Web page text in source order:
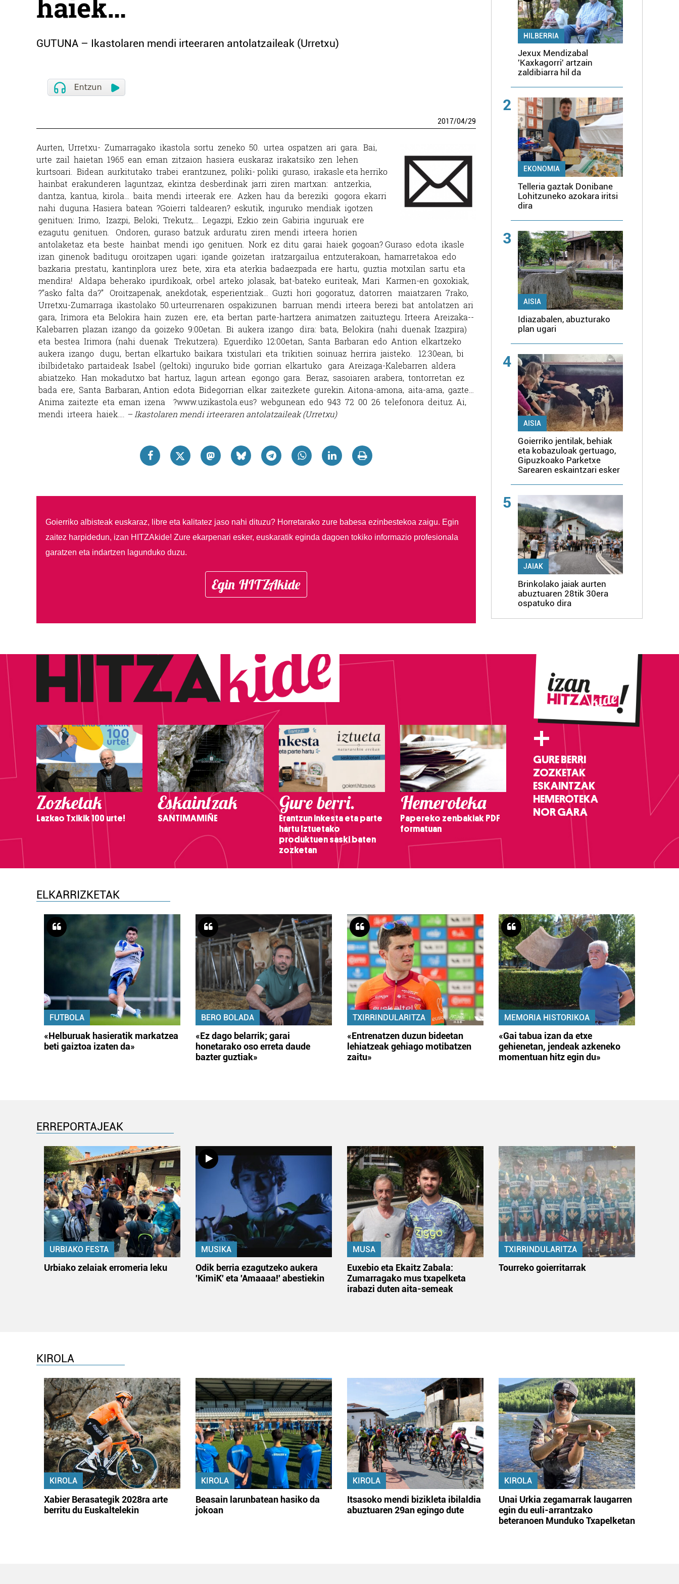
haiek…
GUTUNA – Ikastolaren mendi irteeraren antolatzaileak (Urretxu)
2017/04/29
Aurten, Urretxu-­ Zumarragako ikastola sortu zeneko 50. urtea ospatzen ari gara. Bai,
urte zail haietan 1965 ean eman zitzaion hasiera euskaraz irakatsiko zen lehen
kurtsoari. Bidean aurkitutako trabei erantzunez, poliki-­ poliki guraso, irakasle eta herriko
hainbat erakunderen laguntzaz, ekintza desberdinak jarri ziren martxan: antzerkia,
dantza, kantua, kirola… baita mendi irteerak ere. Azken hau da bereziki gogora ekarri
nahi duguna. Hasiera batean ?Goierri taldearen? eskutik, inguruko mendiak igotzen
genituen: Irimo, Izazpi, Beloki, Trekutz,… Legazpi, Ezkio zein Gabiria inguruak ere
ezagutu genituen. Ondoren, guraso batzuk arduratu ziren mendi irteera horien
antolaketaz eta beste hainbat mendi igo genituen. Nork ez ditu garai haiek gogoan?Guraso edota ikasle
izan ginenok baditugu oroitzapen ugari: igande goizetan iratzargailua entzuterakoan, hamarretakoa edo
bazkaria prestatu, kantinplora urez bete, xira eta aterkia badaezpada ere hartu, guztia motxilan sartu eta
mendira! Aldapa beherako ipurdikoak, orbel arteko jolasak, bat-­bateko euriteak, Mari Karmen-­en goxokiak,
?“asko falta da?” Oroitzapenak, anekdotak, esperientziak… Guzti hori gogoratuz, datorren maiatzaren 7rako,
Urretxu-­Zumarraga ikastolako 50.urteurrenaren ospakizunen barruan mendi irteera berezi bat antolatzen ari
gara, Irimora eta Belokira hain zuzen ere, eta bertan parte-­hartzera animatzen zaituztegu. Irteera Areizaka-­
Kalebarren plazan izango da goizeko 9:00etan. Bi aukera izango dira: bata, Belokira (nahi duenak Izazpira)
eta bestea Irimora (nahi duenak Trekutzera). Eguerdiko 12:00etan, Santa Barbaran edo Antion elkartzeko
aukera izango dugu, bertan elkartuko baikara txistulari eta trikitien soinuaz herrira jaisteko. 12:30ean, bi
ibilbidetako partaideak Isabel (geltoki) inguruko bide gorrian elkartuko gara Areizaga-­Kalebarren aldera
abiatzeko. Han mokadutxo bat hartuz, lagun artean egongo gara. Beraz, sasoiaren arabera, tontorretan ez
bada ere, Santa Barbaran, Antion edota Bidegorrian elkar zaitezkete gurekin. Aitona-­amona, aita-­ama, gazte…
Anima zaitezte eta eman izena ?www.uzikastola.eus? webgunean edo 943 72 00 26 telefonora deituz. Ai,
mendi irteera haiek…. – Ikastolaren mendi irteeraren antolatzaileak (Urretxu)
Goierriko albisteak euskaraz, libre eta kalitatez jaso nahi dituzu? Horretarako zure babesa ezinbestekoa zaigu. Egin
zaitez harpidedun, izan HITZAkide! Zure ekarpenari esker, euskaratik eginda dagoen tokiko informazio profesionala
garatzen eta indartzen lagunduko duzu.
Egin HITZAkide
HILBERRIA
Jexux Mendizabal
'Kaxkagorri' artzain
zaldibiarra hil da
2
EKONOMIA
Telleria gaztak Donibane
Lohitzuneko azokara iritsi
dira
3
AISIA
Idiazabalen, abuzturako
plan ugari
4
AISIA
Goierriko jentilak, behiak
eta kobazuloak gertuago,
Gipuzkoako Parketxe
Sarearen eskaintzari esker
5
JAIAK
Brinkolako jaiak aurten
abuztuaren 28tik 30era
ospatuko dira
Zozketak
Lazkao Txikik 100 urte!
Eskaintzak
SANTIMAMIÑE
Gure berri.
Erantzun inkesta eta parte
hartu Iztuetako
produktuen saski baten
zozketan
Hemeroteka
Papereko zenbakiak PDF
formatuan
+
GURE BERRI
ZOZKETAK
ESKAINTZAK
HEMEROTEKA
NOR GARA
ELKARRIZKETAK
FUTBOLA
«Helburuak hasieratik markatzea
beti gaiztoa izaten da»
BERO BOLADA
«Ez dago belarrik; garai
honetarako oso erreta daude
bazter guztiak»
TXIRRINDULARITZA
«Entrenatzen duzun bideetan
lehiatzeak gehiago motibatzen
zaitu»
MEMORIA HISTORIKOA
«Gai tabua izan da etxe
gehienetan, jendeak azkeneko
momentuan hitz egin du»
ERREPORTAJEAK
URBIAKO FESTA
Urbiako zelaiak erromeria leku
MUSIKA
Odik berria ezagutzeko aukera
'KimiK' eta 'Amaaaa!' abestiekin
MUSA
Euxebio eta Ekaitz Zabala:
Zumarragako mus txapelketa
irabazi duten aita-semeak
TXIRRINDULARITZA
Tourreko goierritarrak
KIROLA
KIROLA
Xabier Berasategik 2028ra arte
berritu du Euskaltelekin
KIROLA
Beasain larunbatean hasiko da
jokoan
KIROLA
Itsasoko mendi bizikleta ibilaldia
abuztuaren 29an egingo dute
KIROLA
Unai Urkia zegamarrak laugarren
egin du euli-arrantzako
beteranoen Munduko Txapelketan